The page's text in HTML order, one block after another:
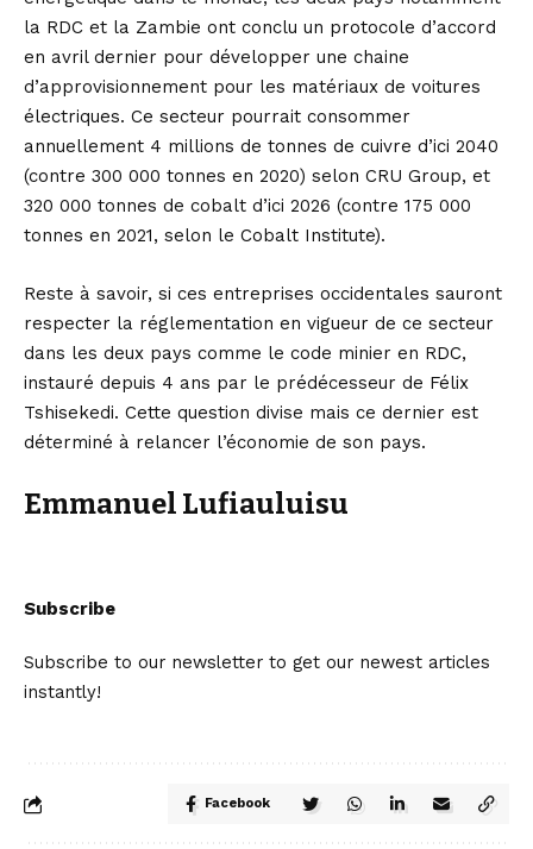
la RDC et la Zambie ont conclu un protocole d’accord
en avril dernier pour développer une chaine
d’approvisionnement pour les matériaux de voitures
électriques. Ce secteur pourrait consommer
annuellement 4 millions de tonnes de cuivre d’ici 2040
(contre 300 000 tonnes en 2020) selon CRU Group, et
320 000 tonnes de cobalt d’ici 2026 (contre 175 000
tonnes en 2021, selon le Cobalt Institute).
Reste à savoir, si ces entreprises occidentales sauront
respecter la réglementation en vigueur de ce secteur
dans les deux pays comme le code minier en RDC,
instauré depuis 4 ans par le prédécesseur de Félix
Tshisekedi. Cette question divise mais ce dernier est
déterminé à relancer l’économie de son pays.
Emmanuel Lufiauluisu
Subscribe
Subscribe to our newsletter to get our newest articles
instantly!
Facebook